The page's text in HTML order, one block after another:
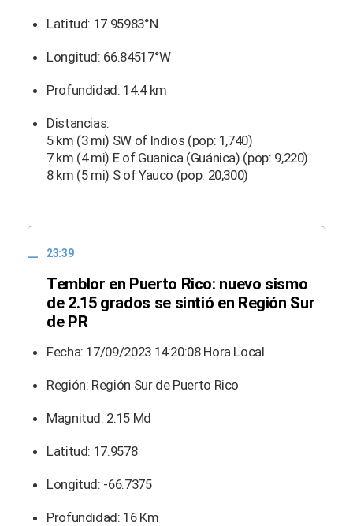
Latitud: 17.95983°N
Longitud: 66.84517°W
Profundidad: 14.4 km
Distancias:
5 km (3 mi) SW of Indios (pop: 1,740)
7 km (4 mi) E of Guanica (Guánica) (pop: 9,220)
8 km (5 mi) S of Yauco (pop: 20,300)
23:39
Temblor en Puerto Rico: nuevo sismo
de 2.15 grados se sintió en Región Sur
de PR
Fecha: 17/09/2023 14:20:08 Hora Local
Región: Región Sur de Puerto Rico
Magnitud: 2.15 Md
Latitud: 17.9578
Longitud: -66.7375
Profundidad: 16 Km